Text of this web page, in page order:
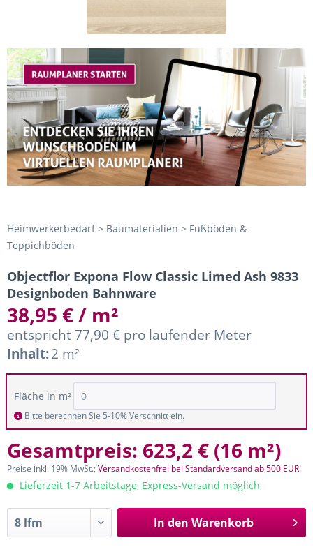
Heimwerkerbedarf > Baumaterialien > Fußböden &
Teppichböden
Objectflor Expona Flow Classic Limed Ash 9833
Designboden Bahnware
38,95 € / m²
entspricht 77,90 € pro laufender Meter
Inhalt:2 m²
Fläche in m²
Bitte berechnen Sie 5-10% Verschnitt ein.
Gesamtpreis: 623,2 € (16 m²)
Preise inkl. 19% MwSt.;Versandkostenfrei bei Standardversand ab 500 EUR!
Lieferzeit 1-7 Arbeitstage, Express-Versand möglich
In den Warenkorb